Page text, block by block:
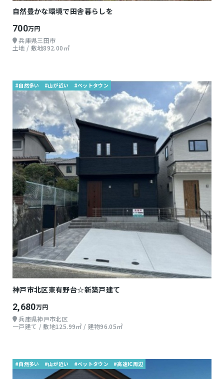
自然豊かな環境で田舎暮らしを
700万円
兵庫県三田市
土地 / 敷地892.00㎡
#自然多い #山が近い #ベットタウン
神戸市北区東有野台☆新築戸建て
2,680万円
兵庫県神戸市北区
一戸建て / 敷地125.99㎡ / 建物96.05㎡
#自然多い #山が近い #ベットタウン #高速IC周辺